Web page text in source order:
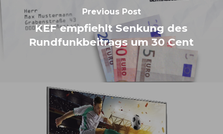
Previous Post
KEF empfiehlt Senkung des
Rundfunkbeitrags um 30 Cent